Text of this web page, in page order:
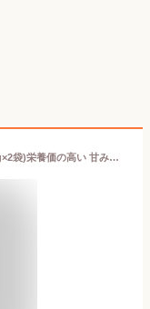
冷凍フルーツ ライチ 【黒葉種】 1㎏ (500g×2袋)栄養価の高い 甘みと香りの際立つフルーツ/砂糖不使用 添加物不使用 業務用 冷凍 スムージー かき氷 トロピカルフルーツ 冷凍ライチ